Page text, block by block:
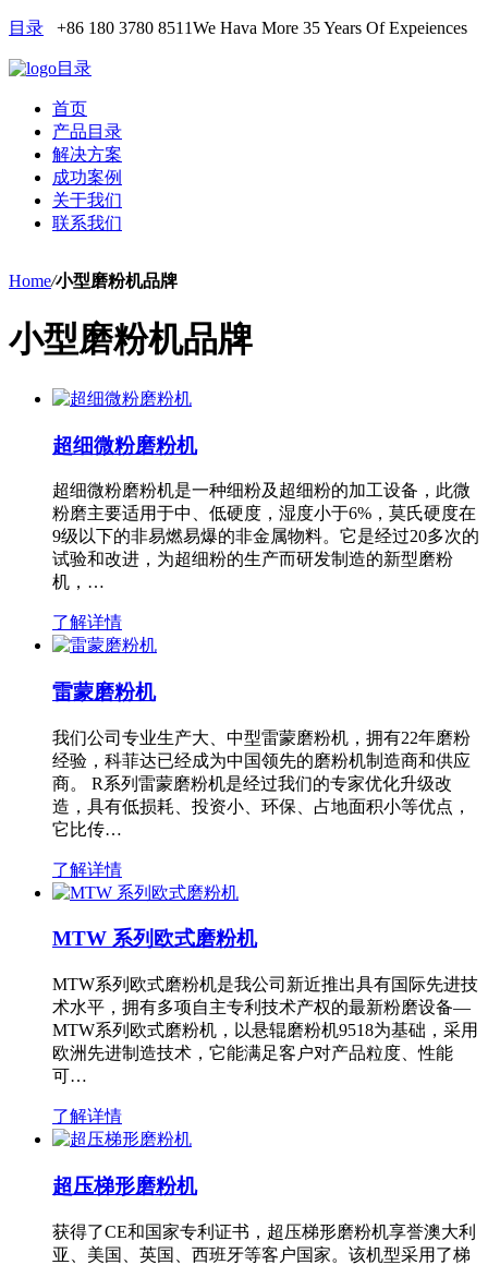
目录 +86 180 3780 8511We Hava More 35 Years Of Expeiences
目录
首页
产品目录
解决方案
成功案例
关于我们
联系我们
Home/小型磨粉机品牌
小型磨粉机品牌
超细微粉磨粉机
超细微粉磨粉机是一种细粉及超细粉的加工设备，此微
粉磨主要适用于中、低硬度，湿度小于6%，莫氏硬度在
9级以下的非易燃易爆的非金属物料。它是经过20多次的
试验和改进，为超细粉的生产而研发制造的新型磨粉
机，…
了解详情
雷蒙磨粉机
我们公司专业生产大、中型雷蒙磨粉机，拥有22年磨粉
经验，科菲达已经成为中国领先的磨粉机制造商和供应
商。 R系列雷蒙磨粉机是经过我们的专家优化升级改
造，具有低损耗、投资小、环保、占地面积小等优点，
它比传…
了解详情
MTW 系列欧式磨粉机
MTW系列欧式磨粉机是我公司新近推出具有国际先进技
术水平，拥有多项自主专利技术产权的最新粉磨设备—
MTW系列欧式磨粉机，以悬辊磨粉机9518为基础，采用
欧洲先进制造技术，它能满足客户对产品粒度、性能
可…
了解详情
超压梯形磨粉机
获得了CE和国家专利证书，超压梯形磨粉机享誉澳大利
亚、美国、英国、西班牙等客户国家。该机型采用了梯